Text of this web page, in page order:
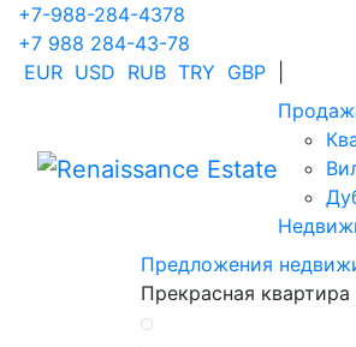
+7-988-284-4378
+7 988 284-43-78
EUR USD RUB TRY GBP
Предложения
Прекрасная